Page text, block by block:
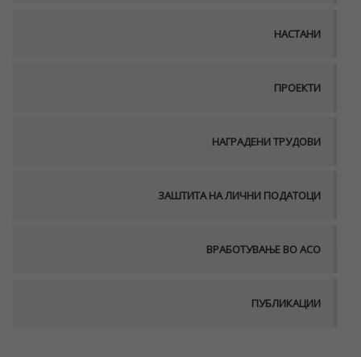
НАСТАНИ
ПРОЕКТИ
НАГРАДЕНИ ТРУДОВИ
ЗАШТИТА НА ЛИЧНИ ПОДАТОЦИ
ВРАБОТУВАЊЕ ВО АСО
ПУБЛИКАЦИИ